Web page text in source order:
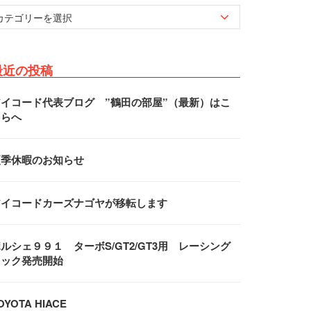
の投稿
コード代表ブログ ”鶴田の部屋”（最新）はこ
へ
休暇のお知らせ
コードカーズナゴヤが移転します
シェ９９１ ターボS/GT2/GT3用 レーシング
ク発売開始
HIACE